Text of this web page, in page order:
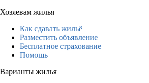
Хозяевам жилья
Как сдавать жильё
Разместить объявление
Бесплатное страхование
Помощь
Варианты жилья